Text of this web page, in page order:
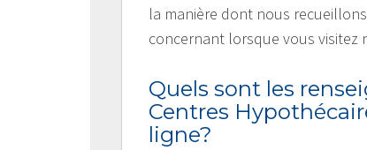
la manière dont nous
concernant lorsque vous visitez
Quels sont les
Centres
ligne?